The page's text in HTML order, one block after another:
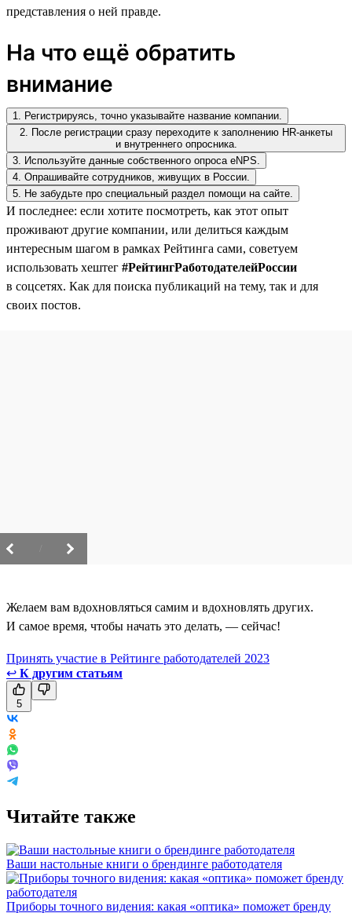
представления о ней правде.
На что ещё обратить
внимание
1. Регистрируясь, точно указывайте название компании.
2. После регистрации сразу переходите к заполнению HR-анкеты
и внутреннего опросника.
3. Используйте данные собственного опроса eNPS.
4. Опрашивайте сотрудников, живущих в России.
5. Не забудьте про специальный раздел помощи на сайте.
И последнее: если хотите посмотреть, как этот опыт
проживают другие компании, или делиться каждым
интересным шагом в рамках Рейтинга сами, советуем
использовать хештег #РейтингРаботодателейРоссии
в соцсетях. Как для поиска публикаций на тему, так и для
своих постов.
Желаем вам вдохновляться самим и вдохновлять других.
И самое время, чтобы начать это делать, — сейчас!
Принять участие в Рейтинге работодателей 2023
↩ К другим статьям
5
Читайте также
Ваши настольные книги о брендинге работодателя
Приборы точного видения: какая «оптика» поможет бренду